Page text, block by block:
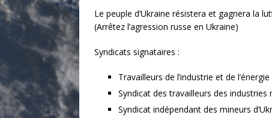
Le peuple d’Ukraine résistera et gagnera la
(Arrêtez l’agression russe en Ukraine)
Syndicats signataires :
Travailleurs de l’industrie et de
Syndicat des travailleurs des industries
Syndicat indépendant des mineurs